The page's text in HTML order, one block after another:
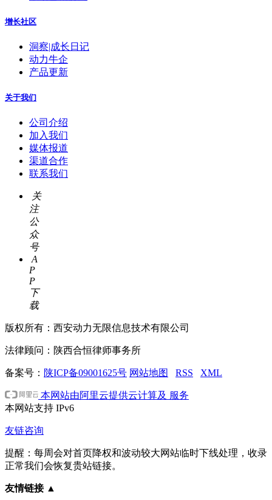
增长社区
洞察|成长日记
动力牛企
产品更新
关于我们
公司介绍
加入我们
媒体报道
渠道合作
联系我们
关
注
公
众
号
A
P
P
下
载
版权所有：西安动力无限信息技术有限公司
法律顾问：陕西合恒律师事务所
备案号： 陕ICP备09001625号 网站地图 RSS XML
本网站由阿里云提供云计算及 服务
本网站支持 IPv6
友链咨询
提醒：每周会对首页降权和波动较大网站临时下线处理，收录
正常我们会恢复贵站链接。
友情链接 ▲